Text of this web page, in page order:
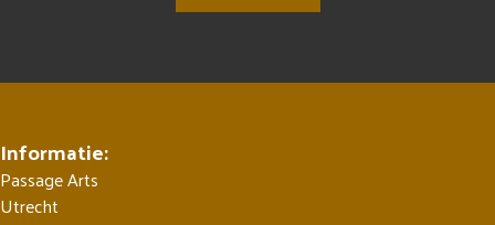
Informatie:
Passage Arts
Utrecht